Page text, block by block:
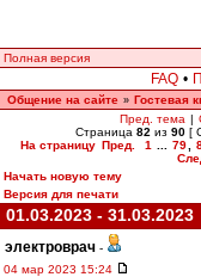
Полная версия
FAQ •
Общение на сайте » Гостевая
Пред. тема |
Страница 82 из 90 [
На страницу Пред. 1 79
Начать новую тему
Версия для печати
01.03.2023 - 31.03.2023
электроврач -
04 мар 2023 15:24